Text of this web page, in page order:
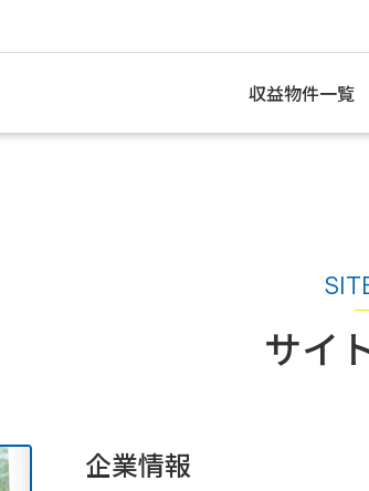
収益物件一覧
サイ
企業情報